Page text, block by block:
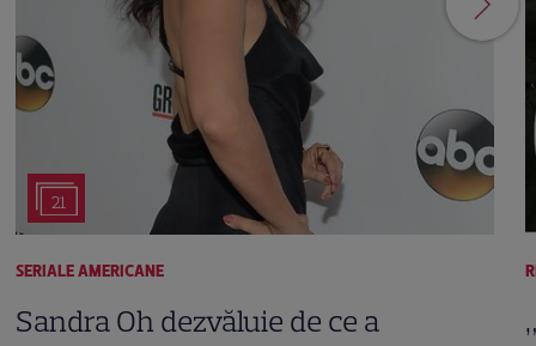
21
SERIALE AMERICANE
Sandra Oh dezvăluie de ce a